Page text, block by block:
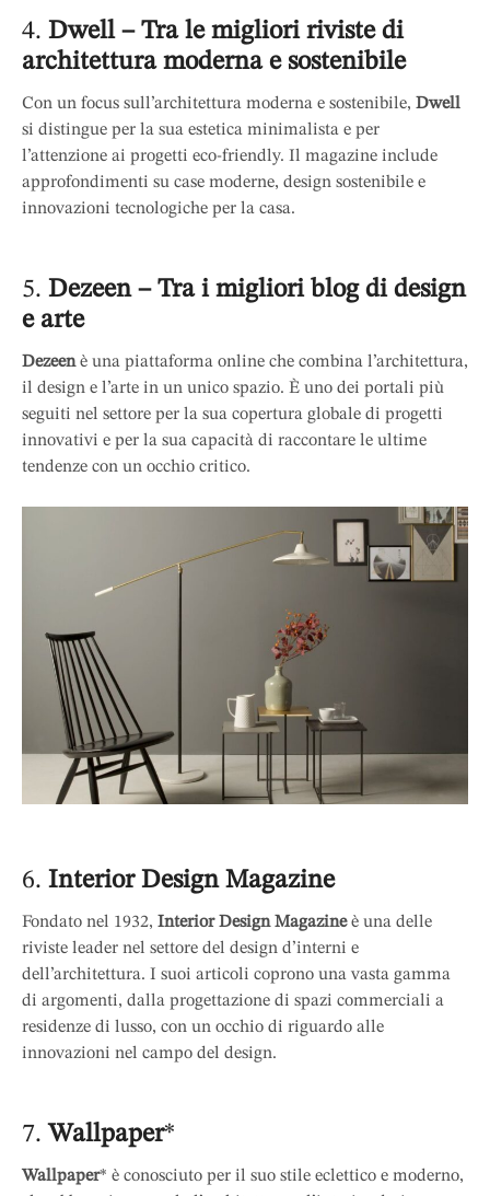
4. Dwell – Tra le migliori riviste di
architettura moderna e sostenibile
Con un focus sull’architettura moderna e sostenibile, Dwell
si distingue per la sua estetica minimalista e per
l’attenzione ai progetti eco-friendly. Il magazine include
approfondimenti su case moderne, design sostenibile e
innovazioni tecnologiche per la casa.
5. Dezeen – Tra i migliori blog di design
e arte
Dezeenè una piattaforma online che combina l’architettura,
il design e l’arte in un unico spazio. È uno dei portali più
seguiti nel settore per la sua copertura globale di progetti
innovativi e per la sua capacità di raccontare le ultime
tendenze con un occhio critico.
6. Interior Design Magazine
Fondato nel 1932, Interior Design Magazineè una delle
riviste leader nel settore del design d’interni e
dell’architettura. I suoi articoli coprono una vasta gamma
di argomenti, dalla progettazione di spazi commerciali a
residenze di lusso, con un occhio di riguardo alle
innovazioni nel campo del design.
7. Wallpaper*
Wallpaper* è conosciuto per il suo stile eclettico e moderno,